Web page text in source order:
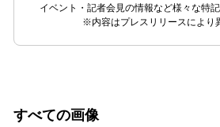
イベント・記者会見の情報など様々な特
※内容はプレスリリースにより
すべての画像